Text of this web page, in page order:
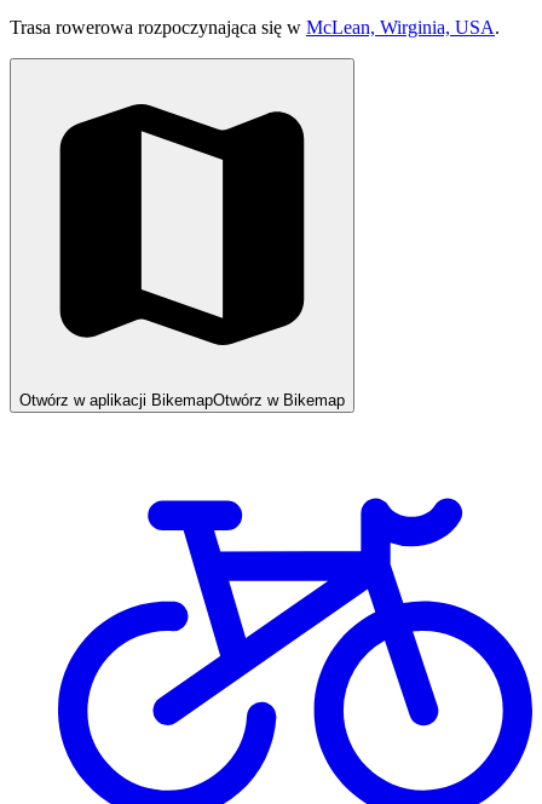
Trasa rowerowa rozpoczynająca się w McLean, Wirginia, USA.
Otwórz w aplikacji BikemapOtwórz w Bikemap